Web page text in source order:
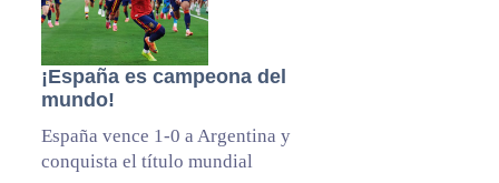
¡España es campeona del
mundo!
España vence 1-0 a Argentina y
conquista el título mundial